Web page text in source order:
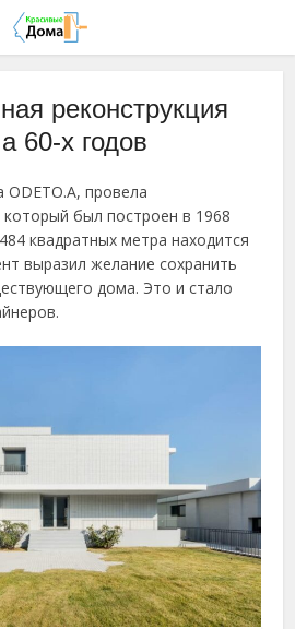
реконструкция
60-х годов
провела
был построен в 1968
квадратных метра находится
выразил желание сохранить
дома. Это и стало